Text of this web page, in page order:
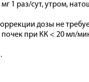
1 раз/сут, утром,
дозы не
при КК < 20 мл/